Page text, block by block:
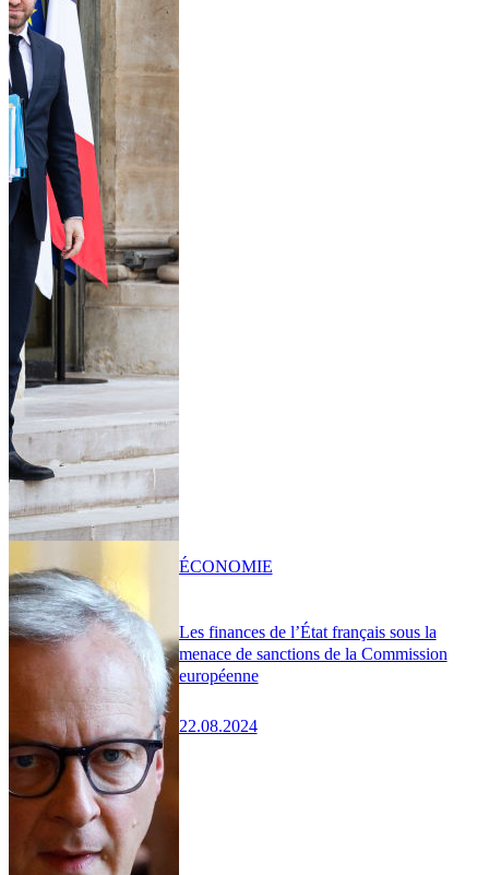
Les finances de l’État français sous la
menace de sanctions de la Commission
européenne
22.08.2024
ÉCONOMIE